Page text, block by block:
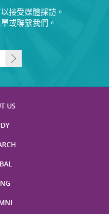
接受媒體採訪。
或聯繫我們。
US